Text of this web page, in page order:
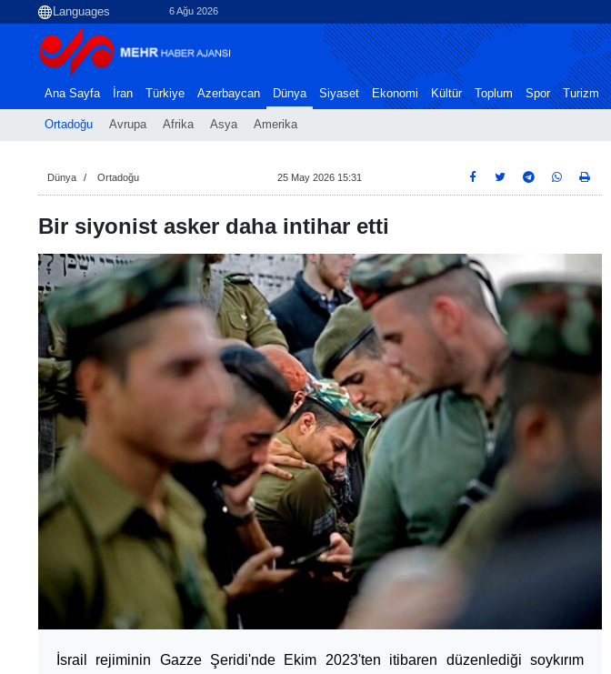
6 Ağu 2026
Ana Sayfa İran Türkiye Azerbaycan Dünya
Ortadoğu Avrupa Afrika Asya Amerika
Siyaset Ekonomi Kültür Toplum Spor Turizm
Dünya Ortadoğu 25 May 2026 15:31
Bir siyonist asker daha intihar etti
İsrail rejiminin Gazze Şeridi'nde Ekim 2023'ten itibaren düzenlediği soykırım